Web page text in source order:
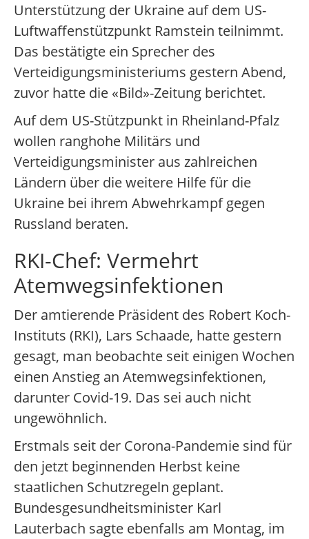
Unterstützung der Ukraine auf dem US-
Luftwaffenstützpunkt Ramstein teilnimmt.
Das bestätigte ein Sprecher des
Verteidigungsministeriums gestern Abend,
zuvor hatte die «Bild»-Zeitung berichtet.
Auf dem US-Stützpunkt in Rheinland-Pfalz
wollen ranghohe Militärs und
Verteidigungsminister aus zahlreichen
Ländern über die weitere Hilfe für die
Ukraine bei ihrem Abwehrkampf gegen
Russland beraten.
RKI-Chef: Vermehrt
Atemwegsinfektionen
Der amtierende Präsident des Robert Koch-
Instituts (RKI), Lars Schaade, hatte gestern
gesagt, man beobachte seit einigen Wochen
einen Anstieg an Atemwegsinfektionen,
darunter Covid-19. Das sei auch nicht
ungewöhnlich.
Erstmals seit der Corona-Pandemie sind für
den jetzt beginnenden Herbst keine
staatlichen Schutzregeln geplant.
Bundesgesundheitsminister Karl
Lauterbach sagte ebenfalls am Montag, im